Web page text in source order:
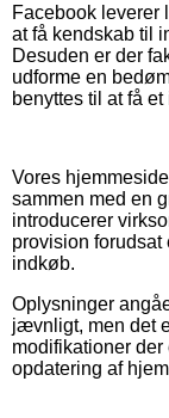
Facebook leverer
at få kendskab til
Desuden er der
udforme en
benyttes til at få
Vores
sammen med en
introducerer
provision forudsat
indkøb.
Oplysninger
jævnligt, men det
modifikationer
opdatering af